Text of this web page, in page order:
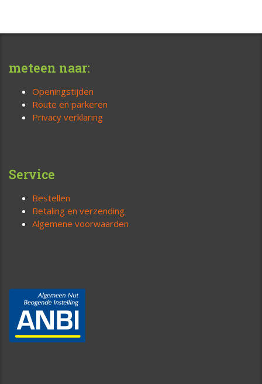
meteen naar:
Openingstijden
Route en parkeren
Privacy verklaring
Service
Bestellen
Betaling en verzending
Algemene voorwaarden